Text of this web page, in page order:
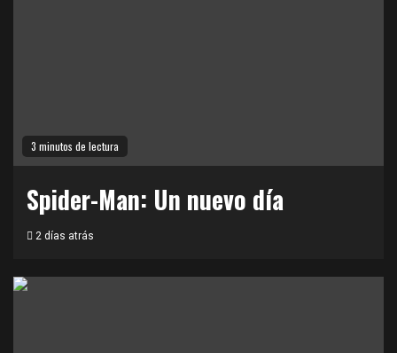
3 minutos de lectura
Spider-Man: Un nuevo día
2 días atrás